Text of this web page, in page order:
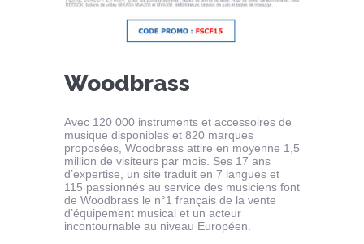
Woodbrass
Avec 120 000 instruments et accessoires de
musique disponibles et 820 marques
proposées, Woodbrass attire en moyenne 1,5
million de visiteurs par mois. Ses 17 ans
d’expertise, un site traduit en 7 langues et
115 passionnés au service des musiciens font
de Woodbrass le n°1 français de la vente
d’équipement musical et un acteur
incontournable au niveau Européen.